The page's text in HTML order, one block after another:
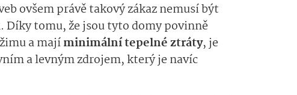
ovšem právě takový zákaz nemusí být
tomu, že jsou tyto domy povinně
a majíminimální tepelné ztráty, je
a levným zdrojem, který je navíc